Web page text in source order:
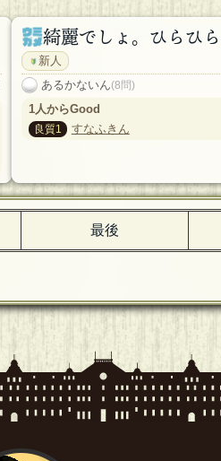
綺麗でしょ。ひらひ
新人
あるかないん(8問)
1人からGood
良質1 すなふきん
最後